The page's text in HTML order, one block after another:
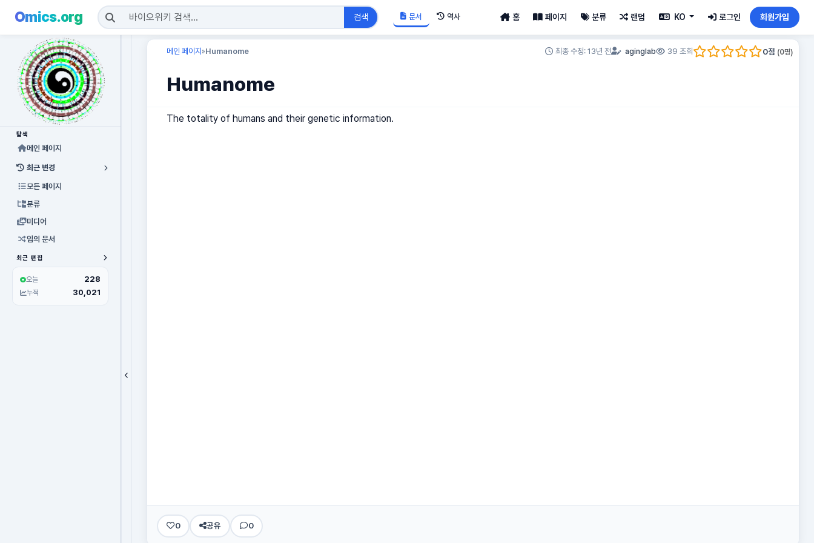
Omics.org 검색 문서 역사 홈 페이지 분류 랜덤 KO 로그인 회원가입
탐색
메인 페이지
최근 변경
모든 페이지
분류
미디어
임의 문서
최근 편집
오늘 228
누적 30,021
메인 페이지 »Humanome 최종 수정: 13년 전 aginglab 39 조회 0점 (0명)
Humanome
The totality of humans and their genetic information.
0 공유 0